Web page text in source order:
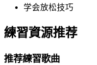
学会放松技巧
練習資源推荐
推荐練習歌曲